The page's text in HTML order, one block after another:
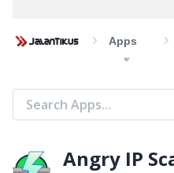
Apps
Angry IP